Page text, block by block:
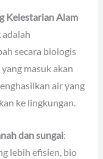
Kelestarian Alam
adalah
secara biologis
masuk akan
air yang
ke lingkungan.
dan sungai:
lebih efisien, bio